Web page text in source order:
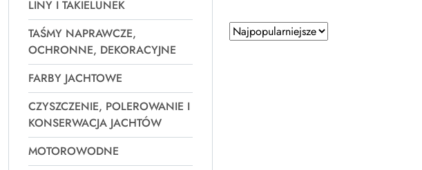
LINY I TAKIELUNEK
TAŚMY NAPRAWCZE,
OCHRONNE, DEKORACYJNE
FARBY JACHTOWE
CZYSZCZENIE, POLEROWANIE I
KONSERWACJA JACHTÓW
MOTOROWODNE
Zastosowano
sortowanie:
Sortuj
według